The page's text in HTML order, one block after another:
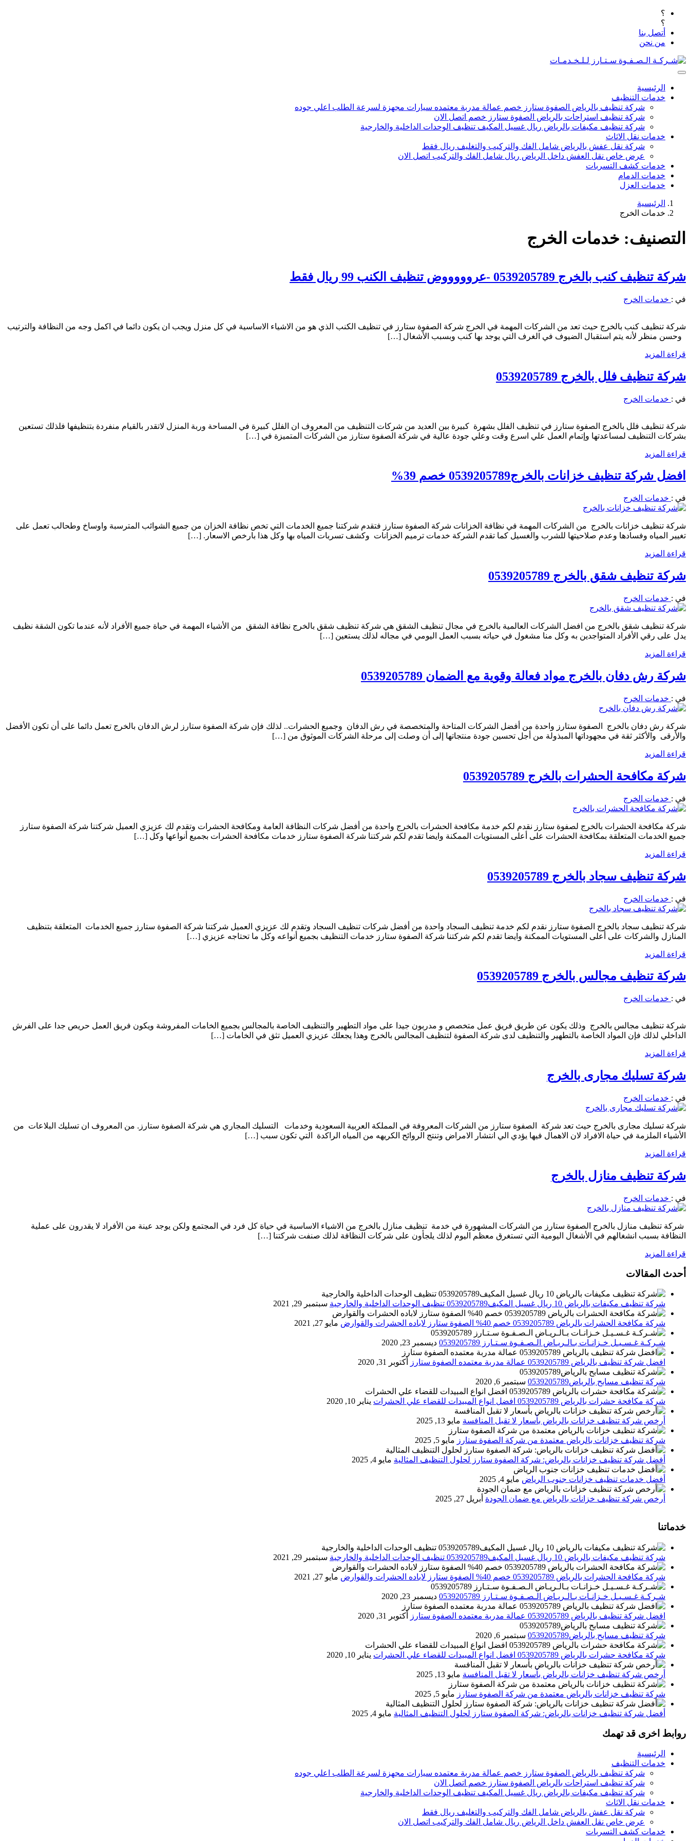
؟
؟
أتصل بنا
من نحن
الرئيسية
خدمات التنظيف
شركة تنظيف بالرياض الصفوة ستارز خصم عمالة مدربة معتمده سيارات مجهزة لسرعة الطلب اعلي جوده
شركة تنظيف استراحات بالرياض الصفوة ستارز خصم اتصل الان
شركة تنظيف مكيفات بالرياض ريال غسيل المكيف تنظيف الوحدات الداخلية والخارجية
خدمات نقل الاثاث
شركة نقل عفش بالرياض شامل الفك والتركيب والتغليف ريال فقط
عرض خاص نقل العفش داخل الرياض ريال شامل الفك والتركيب اتصل الان
خدمات كشف التسربات
خدمات الدمام
خدمات العزل
الرئيسية
خدمات الخرج
التصنيف: خدمات الخرج
شركة تنظيف كنب بالخرج 0539205789 -عروووووض تنظيف الكنب 99 ريال فقط
في : خدمات الخرج
شركة تنظيف كنب بالخرج حيث تعد من الشركات المهمة في الخرج شركة الصفوة ستارز في تنظيف الكنب الذي هو من الاشياء الاساسية في كل منزل ويجب ان يكون دائما في اكمل وجه من النظافة والترتيب
وحسن منظر لأنه يتم استقبال الضيوف في الغرف التي يوجد بها كنب وبسبب الأشغال […]
قراءة المزيد
شركة تنظيف فلل بالخرج 0539205789
في : خدمات الخرج
شركة تنظيف فلل بالخرج الصفوة ستارز في تنظيف الفلل بشهرة كبيرة بين العديد من شركات التنظيف من المعروف ان الفلل كبيرة في المساحة وربة المنزل لاتقدر بالقيام منفردة بتنظيفها فلذلك تستعين
بشركات التنظيف لمساعدتها وإتمام العمل علي اسرع وقت وعلي جودة عالية في شركة الصفوة ستارز من الشركات المتميزة في […]
قراءة المزيد
افضل شركة تنظيف خزانات بالخرج0539205789 خصم 39%
في : خدمات الخرج
شركة تنظيف خزانات بالخرج من الشركات المهمة في نظافة الخزانات شركة الصفوة ستارز فتقدم شركتنا جميع الخدمات التي تخص نظافة الخزان من جميع الشوائب المترسبة واوساخ وطحالب تعمل على
تغيير المياه وفسادها وعدم صلاحيتها للشرب والغسيل كما تقدم الشركة خدمات ترميم الخزانات وكشف تسربات المياه بها وكل هذا بارخص الاسعار. […]
قراءة المزيد
شركة تنظيف شقق بالخرج 0539205789
في : خدمات الخرج
شركة تنظيف شقق بالخرج من افضل الشركات العالمية بالخرج في مجال تنظيف الشقق هي شركة تنظيف شقق بالخرج نظافة الشقق من الأشياء المهمة في حياة جميع الأفراد لأنه عندما تكون الشقة نظيف
يدل على رقي الأفراد المتواجدين به وكل منا مشغول في حياته بسبب العمل اليومي في مجاله لذلك يستعين […]
قراءة المزيد
شركة رش دفان بالخرج مواد فعالة وقوية مع الضمان 0539205789
في : خدمات الخرج
شركة رش دفان بالخرج الصفوة ستارز واحدة من أفضل الشركات المتاحة والمتخصصة في رش الدفان وجميع الحشرات.. لذلك فإن شركة الصفوة ستارز لرش الدفان بالخرج تعمل دائما على أن تكون الأفضل
والأرقى والأكثر ثقة في مجهوداتها المبذولة من أجل تحسين جودة منتجاتها إلى أن وصلت إلى مرحلة الشركات الموثوق من […]
قراءة المزيد
شركة مكافحة الحشرات بالخرج 0539205789
في : خدمات الخرج
شركة مكافحة الحشرات بالخرج لصفوة ستارز نقدم لكم خدمة مكافحة الحشرات بالخرج واحدة من أفضل شركات النظافة العامة ومكافحة الحشرات وتقدم لك عزيزي العميل شركتنا شركة الصفوة ستارز
جميع الخدمات المتعلقة بمكافحة الحشرات على أعلى المستويات الممكنة وايضا تقدم لكم شركتنا شركة الصفوة ستارز خدمات مكافحة الحشرات بجميع أنواعها وكل […]
قراءة المزيد
شركة تنظيف سجاد بالخرج 0539205789
في : خدمات الخرج
شركة تنظيف سجاد بالخرج الصفوة ستارز نقدم لكم خدمة تنظيف السجاد واحدة من أفضل شركات تنظيف السجاد وتقدم لك عزيزي العميل شركتنا شركة الصفوة ستارز جميع الخدمات المتعلقة بتنظيف
المنازل والشركات على أعلى المستويات الممكنة وايضا تقدم لكم شركتنا شركة الصفوة ستارز خدمات التنظيف بجميع أنواعه وكل ما تحتاجه عزيزي […]
قراءة المزيد
شركة تنظيف مجالس بالخرج 0539205789
في : خدمات الخرج
شركة تنظيف مجالس بالخرج وذلك يكون عن طريق فريق عمل متخصص و مدربون جيدا على مواد التطهير والتنظيف الخاصة بالمجالس بجميع الخامات المفروشة ويكون فريق العمل حريص جدا على الفرش
الداخلي لذلك فإن المواد الخاصة بالتطهير والتنظيف لدى شركة الصفوة لتنظيف المجالس بالخرج وهذا يجعلك عزيزي العميل تثق في الخامات […]
قراءة المزيد
شركة تسليك مجارى بالخرج
في : خدمات الخرج
شركة تسليك مجارى بالخرج حيث تعد شركة الصفوة ستارز من الشركات المعروفة في المملكة العربية السعودية وخدمات التسليك المجاري هي شركة الصفوة ستارز. من المعروف ان تسليك البلاعات من
الأشياء الملزمة في حياة الافراد لان الاهمال فيها يؤدي الي انتشار الامراض وتنتج الروائح الكريهه من المياه الراكدة التي تكون سبب […]
قراءة المزيد
شركة تنظيف منازل بالخرج
في : خدمات الخرج
شركة تنظيف منازل بالخرج الصفوة ستارز من الشركات المشهورة في خدمة تنظيف منازل بالخرج من الاشياء الاساسية في حياة كل فرد في المجتمع ولكن يوجد عينة من الأفراد لا يقدرون على عملية
النظافة بسبب انشغالهم في الأشغال اليومية التي تستغرق معظم اليوم لذلك يلجأون على شركات النظافة لذلك صنفت شركتنا […]
قراءة المزيد
أحدث المقالات
شركة تنظيف مكيفات بالرياض 10 ريال غسيل المكيف0539205789 تنظيف الوحدات الداخلية والخارجية سبتمبر 29, 2021
شركة مكافحة الحشرات بالرياض 0539205789 خصم 40% الصفوة ستارز لاباده الحشرات والقوارض مايو 27, 2021
شـركـة غـسـيـل خـزانـات بـالـريـاض الـصـفـوة سـتـارز 0539205789 ديسمبر 23, 2020
افضل شركة تنظيف بالرياض 0539205789 عمالة مدربة معتمده الصفوة ستارز أكتوبر 31, 2020
شركة تنظيف مسابح بالرياض0539205789 سبتمبر 6, 2020
شركة مكافحة حشرات بالرياض 0539205789 افضل انواع المبيدات للقضاء علي الحشرات يناير 10, 2020
أرخص شركة تنظيف خزانات بالرياض بأسعار لا تقبل المنافسة مايو 13, 2025
شركة تنظيف خزانات بالرياض معتمدة من شركة الصفوة ستارز مايو 5, 2025
أفضل شركة تنظيف خزانات بالرياض: شركة الصفوة ستارز لحلول التنظيف المثالية مايو 4, 2025
أفضل خدمات تنظيف خزانات جنوب الرياض مايو 4, 2025
أرخص شركة تنظيف خزانات بالرياض مع ضمان الجودة أبريل 27, 2025
خدماتنا
شركة تنظيف مكيفات بالرياض 10 ريال غسيل المكيف0539205789 تنظيف الوحدات الداخلية والخارجية سبتمبر 29, 2021
شركة مكافحة الحشرات بالرياض 0539205789 خصم 40% الصفوة ستارز لاباده الحشرات والقوارض مايو 27, 2021
شـركـة غـسـيـل خـزانـات بـالـريـاض الـصـفـوة سـتـارز 0539205789 ديسمبر 23, 2020
افضل شركة تنظيف بالرياض 0539205789 عمالة مدربة معتمده الصفوة ستارز أكتوبر 31, 2020
شركة تنظيف مسابح بالرياض0539205789 سبتمبر 6, 2020
شركة مكافحة حشرات بالرياض 0539205789 افضل انواع المبيدات للقضاء علي الحشرات يناير 10, 2020
أرخص شركة تنظيف خزانات بالرياض بأسعار لا تقبل المنافسة مايو 13, 2025
شركة تنظيف خزانات بالرياض معتمدة من شركة الصفوة ستارز مايو 5, 2025
أفضل شركة تنظيف خزانات بالرياض: شركة الصفوة ستارز لحلول التنظيف المثالية مايو 4, 2025
روابط اخرى قد تهمك
الرئيسية
خدمات التنظيف
شركة تنظيف بالرياض الصفوة ستارز خصم عمالة مدربة معتمده سيارات مجهزة لسرعة الطلب اعلي جوده
شركة تنظيف استراحات بالرياض الصفوة ستارز خصم اتصل الان
شركة تنظيف مكيفات بالرياض ريال غسيل المكيف تنظيف الوحدات الداخلية والخارجية
خدمات نقل الاثاث
شركة نقل عفش بالرياض شامل الفك والتركيب والتغليف ريال فقط
عرض خاص نقل العفش داخل الرياض ريال شامل الفك والتركيب اتصل الان
خدمات كشف التسربات